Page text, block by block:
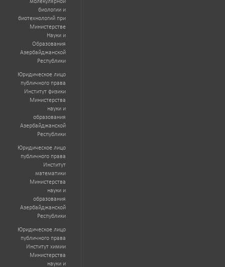
молекулярной
биологии и
биотехнологий при
Министерстве
Науки и
Образования
Азербайджанской
Республики
Юридическое лицо
публичного права
Институт физики
Министерства
науки и
образования
Азербайджанской
Республики
Юридическое лицо
публичного права
Институт
математики
Министерства
науки и
образования
Азербайджанской
Республики
Юридическое лицо
публичного права
Институт химии
Министерства
науки и